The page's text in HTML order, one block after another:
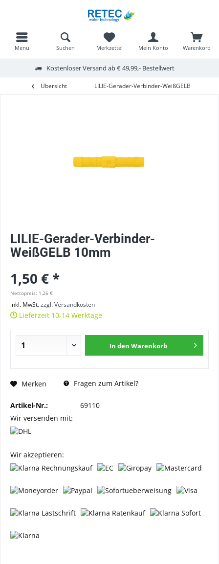
Kostenloser Versand ab € 49,99,- Bestellwert
Menü Warenkorb
Merkzettel Mein Konto
Suchen
Übersicht LILIE-Gerader-Verbinder-WeißGELB 10mm
LILIE-Gerader-Verbinder-
WeißGELB 10mm
1,50 € *
Nettopreis: 1,26 €
inkl. MwSt.zzgl. Versandkosten
Lieferzeit 10-14 Werktage
In den Warenkorb
Merken Fragen zum Artikel?
Artikel-Nr.:
69110
Wir versenden mit:
Wir akzeptieren: